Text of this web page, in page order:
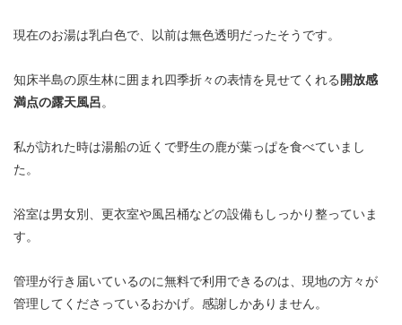
現在のお湯は乳白色で、以前は無色透明だったそうです。
知床半島の原生林に囲まれ四季折々の表情を見せてくれる開放感
満点の露天風呂。
私が訪れた時は湯船の近くで野生の鹿が葉っぱを食べていまし
た。
浴室は男女別、更衣室や風呂桶などの設備もしっかり整っていま
す。
管理が行き届いているのに無料で利用できるのは、現地の方々が
管理してくださっているおかげ。感謝しかありません。